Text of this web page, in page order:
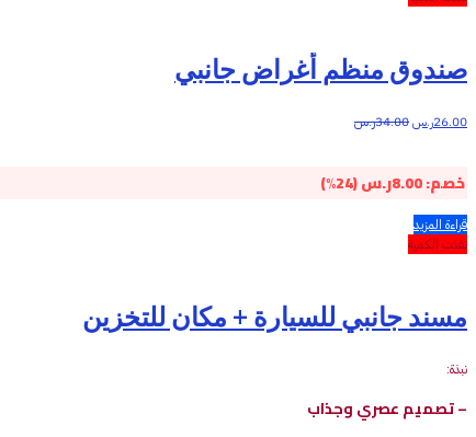
صندوق منظم أغراض جانبي
26.00ر.س34.00ر.س
خصم:8.00ر.س(24%)
قراءة المزيد
نفذت الكمية
مسند جانبي للسيارة + مكان للتخزين
نبذة:
– تصميم عصري وجذاب